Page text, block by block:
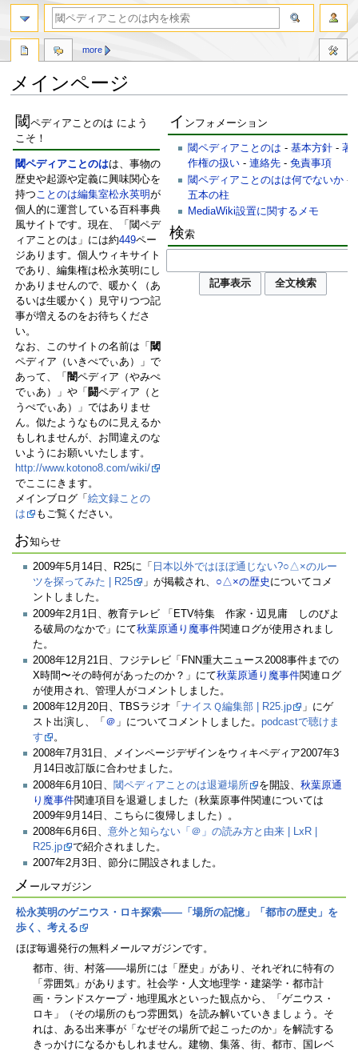
メインページ
ナ
ビ
ゲ
ー
シ
ョ
ン
に
移
動
検
索
に
移
動
閾ペディアことのは によう
こそ！
閾ペディアことのはは、事物の
歴史や起源や定義に興味関心を
持つことのは編集室松永英明が
個人的に運営している百科事典
風サイトです。現在、「閾ペデ
ィアことのは」には約449ペー
ジあります。個人ウィキサイト
であり、編集権は松永英明にし
かありませんので、暖かく（あ
るいは生暖かく）見守りつつ記
事が増えるのをお待ちくださ
い。
なお、このサイトの名前は「 閾
ペディア（いきぺでぃあ）」で
あって、「 闇ペディア（やみぺ
でぃあ）」や「 闘ペディア（と
うぺでぃあ）」ではありませ
ん。似たようなものに見えるか
もしれませんが、お間違えのな
いようにお願いいたします。
http://www.kotono8.com/wiki/
でここにきます。
メインブログ「 絵文録ことの
は
もご覧ください。
イ ンフォメーション
閾ペディアことのは -基本方針 -著
作権の扱い -連絡先 -免責事項
閾ペディアことのはは何でないか -
五本の柱
MediaWiki設置に関するメモ
検索
お知らせ
2009年5月14日、R25に「 日本以外ではほぼ通じない?○△×のルー
ツを探ってみた | R25
」が掲載され、 ○△×の歴史 についてコメ
ントしました。
2009年2月1日、教育テレビ 「ETV特集 作家・辺見庸 しのびよ
る破局のなかで」にて秋葉原通り魔事件関連ログが使用されまし
た。
2008年12月21日、フジテレビ「FNN重大ニュース2008事件までの
X時間〜その時何があったのか？」にて秋葉原通り魔事件関連ログ
が使用され、管理人がコメントしました。
2008年12月20日、TBSラジオ「 ナイスＱ編集部 | R25.jp
」にゲ
スト出演し、「 ＠ 」についてコメントしました。 podcastで聴けま
す
。
2008年7月31日、メインページデザインをウィキペディア2007年3
月14日改訂版に合わせました。
2008年6月10日、 閾ペディアことのは退避場所 を開設、 秋葉原通
り魔事件関連項目を退避しました（秋葉原事件関連については
2009年9月14日、こちらに復帰しました）。
2008年6月6日、 意外と知らない「＠」の読み方と由来 | LxR |
R25.jp
で紹介されました。
2007年2月3日、節分に開設されました。
メ ールマガジン
松永英明のゲニウス・ロキ探索――「場所の記憶」「都市の歴史」を
歩く、考える
ほぼ毎週発行の無料メールマガジンです。
都市、街、村落――場所には「歴史」があり、それぞれに特有の
「雰囲気」があります。社会学・人文地理学・建築学・都市計
画・ランドスケープ・地理風水といった観点から、「ゲニウス・
ロキ」（その場所のもつ雰囲気）を読み解いていきましょう。そ
れは、ある出来事が「なぜその場所で起こったのか」を解読する
きっかけになるかもしれません。建物、集落、街、都市、国レベ
more